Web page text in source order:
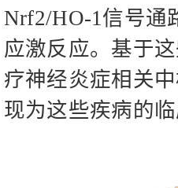
Nrf2/HO-1信号通
应激反应。基于
疗神经炎症相关
现为这些疾病的